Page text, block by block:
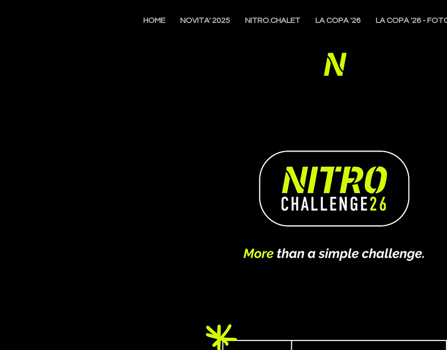
HOME NOVITA' 2025 NITRO.CHALET LA COPA '26 LA COPA '26 -